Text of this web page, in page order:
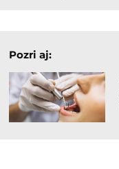
Pozri aj: